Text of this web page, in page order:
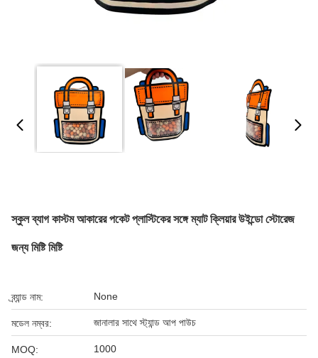
স্কুল ব্যাগ কাস্টম আকারের পকেট প্লাস্টিকের সঙ্গে ম্যাট ক্লিয়ার উইন্ডো স্টোরেজ
জন্য মিষ্টি মিষ্টি
ব্র্যান্ড নাম: None
মডেল নম্বর: জানালার সাথে স্ট্যান্ড আপ পাউচ
MOQ: 1000